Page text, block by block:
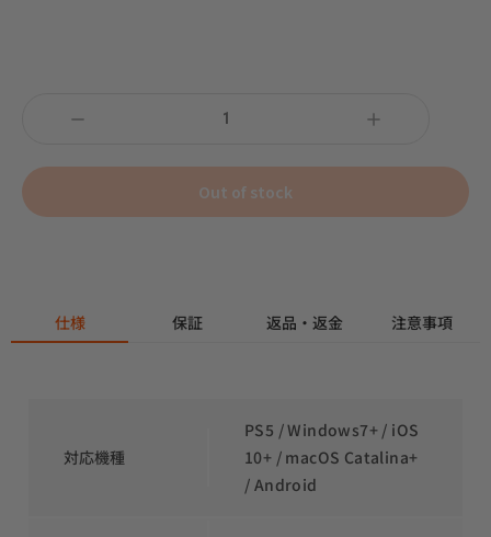
Out of stock
仕様 保証 返品・返金 注意事項
対応機種
PS5 / Windows7+ / iOS
10+ / macOS Catalina+
/ Android